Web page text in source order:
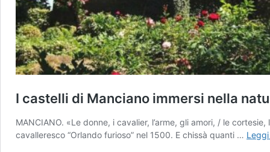
I castelli di Manciano immersi nella
MANCIANO. «Le donne, i cavalier, l’arme, gli amori, / le
cavalleresco “Orlando furioso” nel 1500. E chissà quanti …